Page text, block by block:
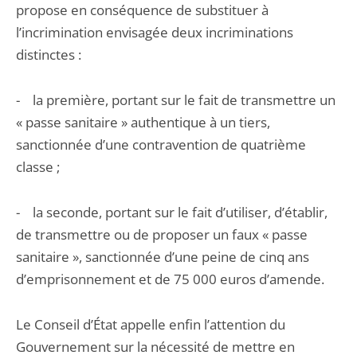
propose en conséquence de substituer à
l’incrimination envisagée deux incriminations
distinctes :
- la première, portant sur le fait de transmettre un
« passe sanitaire » authentique à un tiers,
sanctionnée d’une contravention de quatrième
classe ;
- la seconde, portant sur le fait d’utiliser, d’établir,
de transmettre ou de proposer un faux « passe
sanitaire », sanctionnée d’une peine de cinq ans
d’emprisonnement et de 75 000 euros d’amende.
Le Conseil d’État appelle enfin l’attention du
Gouvernement sur la nécessité de mettre en